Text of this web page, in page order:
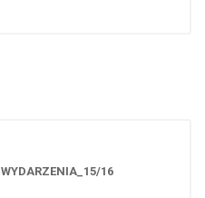
WYDARZENIA_15/16